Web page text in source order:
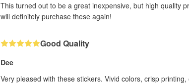
This turned out to be a great inexpensive, but high quality
will definitely purchase these again!
Good Quality
Dee
Very pleased with these stickers. Vivid colors, crisp